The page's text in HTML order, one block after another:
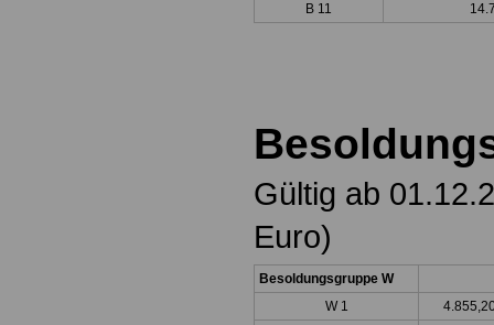
B 11
Gültig ab
Euro)
Besoldungsgruppe W
W 1